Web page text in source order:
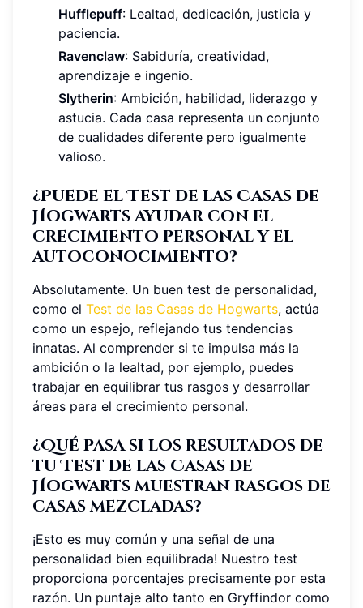
Hufflepuff: Lealtad, dedicación, justicia y
paciencia.
Ravenclaw: Sabiduría, creatividad,
aprendizaje e ingenio.
Slytherin: Ambición, habilidad, liderazgo y
astucia. Cada casa representa un conjunto
de cualidades diferente pero igualmente
valioso.
¿Puede el Test de las Casas de
Hogwarts ayudar con el
crecimiento personal y el
autoconocimiento?
Absolutamente. Un buen test de personalidad,
como el Test de las Casas de Hogwarts, actúa
como un espejo, reflejando tus tendencias
innatas. Al comprender si te impulsa más la
ambición o la lealtad, por ejemplo, puedes
trabajar en equilibrar tus rasgos y desarrollar
áreas para el crecimiento personal.
¿Qué pasa si los resultados de
tu Test de las Casas de
Hogwarts muestran rasgos de
casas mezcladas?
¡Esto es muy común y una señal de una
personalidad bien equilibrada! Nuestro test
proporciona porcentajes precisamente por esta
razón. Un puntaje alto tanto en Gryffindor como